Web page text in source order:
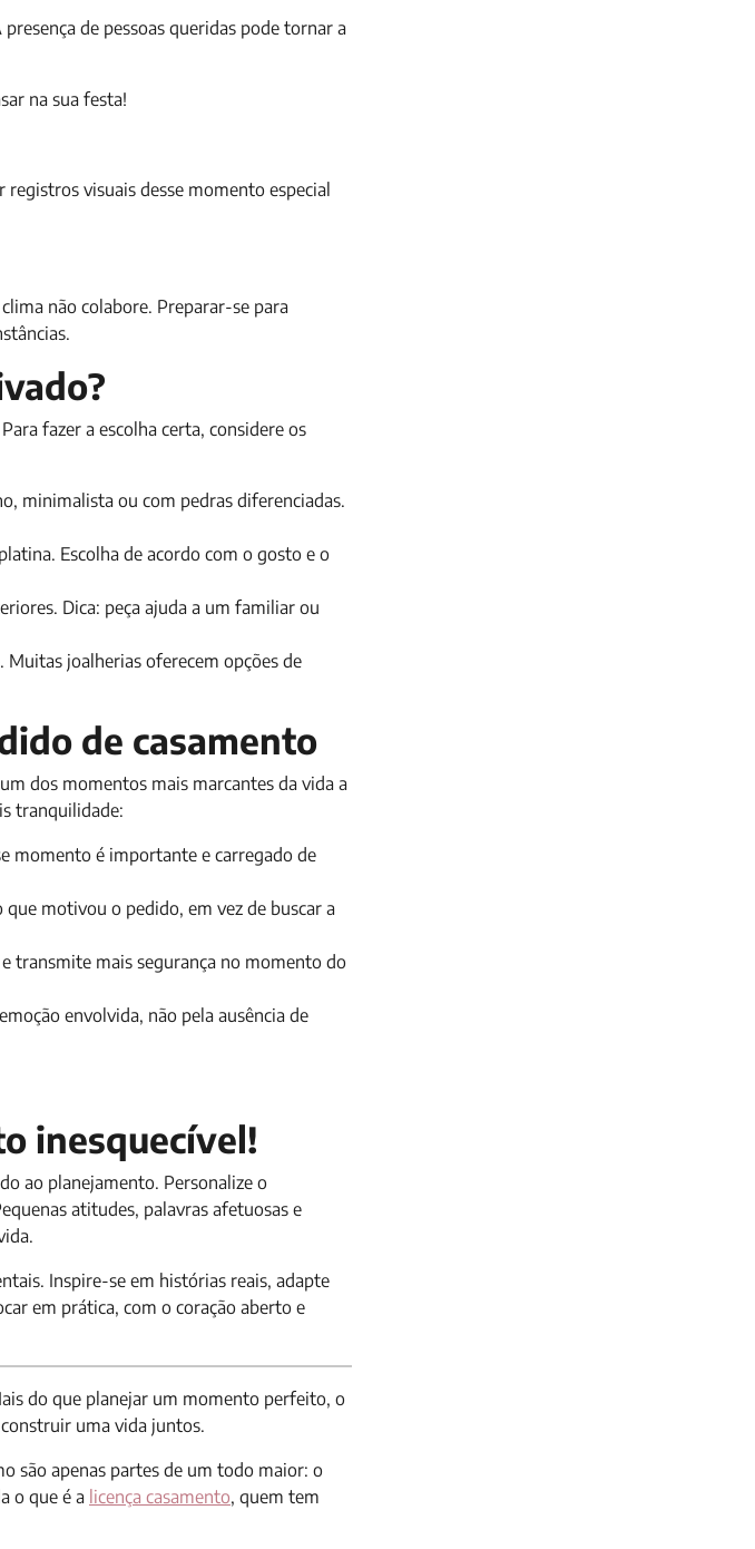
presença de pessoas queridas pode tornar a
na sua festa!
visuais desse momento especial
não colabore. Preparar-se para
fazer a escolha certa, considere os
minimalista ou com pedras diferenciadas.
Escolha de acordo com o gosto e o
Dica: peça ajuda a um familiar ou
joalherias oferecem opções de
de casamento
dos momentos mais marcantes da vida a
tranquilidade:
momento é importante e carregado de
motivou o pedido, em vez de buscar a
transmite mais segurança no momento do
envolvida, não pela ausência de
inesquecível!
ao planejamento. Personalize o
atitudes, palavras afetuosas e
Inspire-se em histórias reais, adapte
em prática, com o coração aberto e
do que planejar um momento perfeito, o
uma vida juntos.
são apenas partes de um todo maior: o
o que é a licença casamento, quem tem